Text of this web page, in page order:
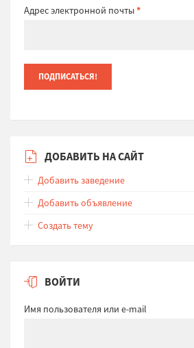
Адрес электронной почты*
ДОБАВИТЬ НА САЙТ
Добавить заведение
Добавить объявление
Создать тему
ВОЙТИ
Имя пользователя или e-mail